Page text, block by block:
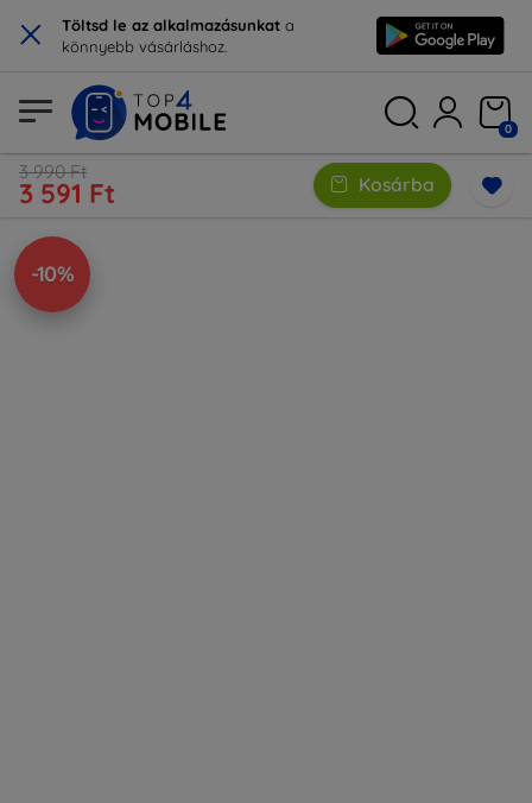
× Töltsd le az alkalmazásunkat a
könnyebb vásárláshoz.
0
3 990 Ft
3 591 Ft Kosárba
-10%